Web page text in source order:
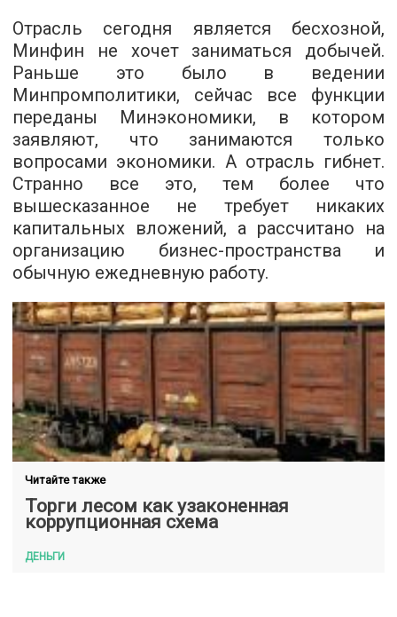
Отрасль сегодня является бесхозной,
Минфин не хочет заниматься добычей.
Раньше это было в ведении
Минпромполитики, сейчас все функции
переданы Минэкономики, в котором
заявляют, что занимаются только
вопросами экономики. А отрасль гибнет.
Странно все это, тем более что
вышесказанное не требует никаких
капитальных вложений, а рассчитано на
организацию бизнес-пространства и
обычную ежедневную работу.
Читайте также
Торги лесом как узаконенная
коррупционная схема
ДЕНЬГИ